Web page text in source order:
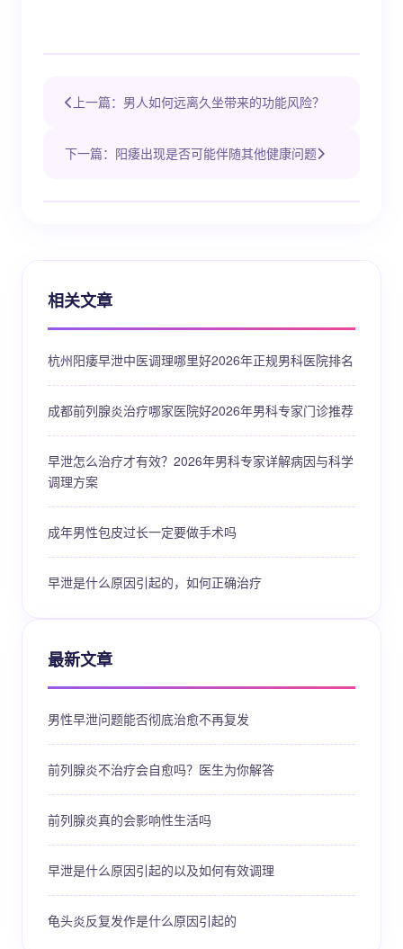
上一篇：男人如何远离久坐带来的功能风险？
下一篇：阳痿出现是否可能伴随其他健康问题
相关文章
杭州阳痿早泄中医调理哪里好2026年正规男科医院排名
成都前列腺炎治疗哪家医院好2026年男科专家门诊推荐
早泄怎么治疗才有效？2026年男科专家详解病因与科学
调理方案
成年男性包皮过长一定要做手术吗
早泄是什么原因引起的，如何正确治疗
最新文章
男性早泄问题能否彻底治愈不再复发
前列腺炎不治疗会自愈吗？医生为你解答
前列腺炎真的会影响性生活吗
早泄是什么原因引起的以及如何有效调理
龟头炎反复发作是什么原因引起的